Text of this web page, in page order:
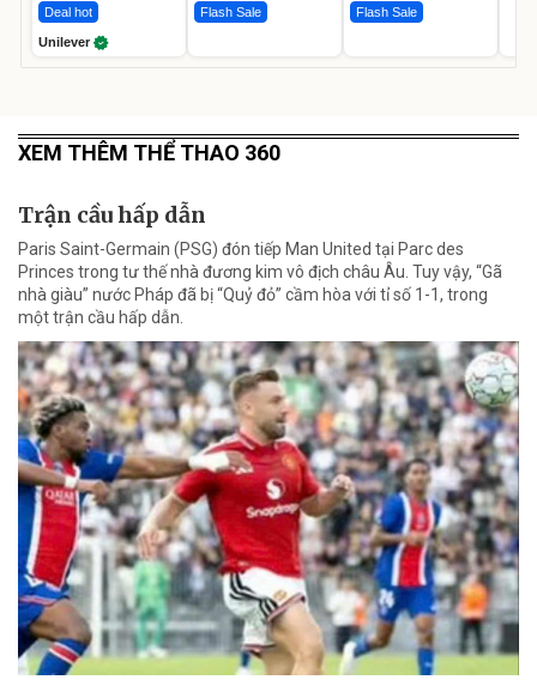
Deal hot
Unilever
Flash Sale Flash Sale
XEM THÊM THỂ THAO 360
Trận cầu hấp dẫn
Paris Saint-Germain (PSG) đón tiếp Man United tại Parc des
Princes trong tư thế nhà đương kim vô địch châu Âu. Tuy vậy, “Gã
nhà giàu” nước Pháp đã bị “Quỷ đỏ” cầm hòa với tỉ số 1-1, trong
một trận cầu hấp dẫn.